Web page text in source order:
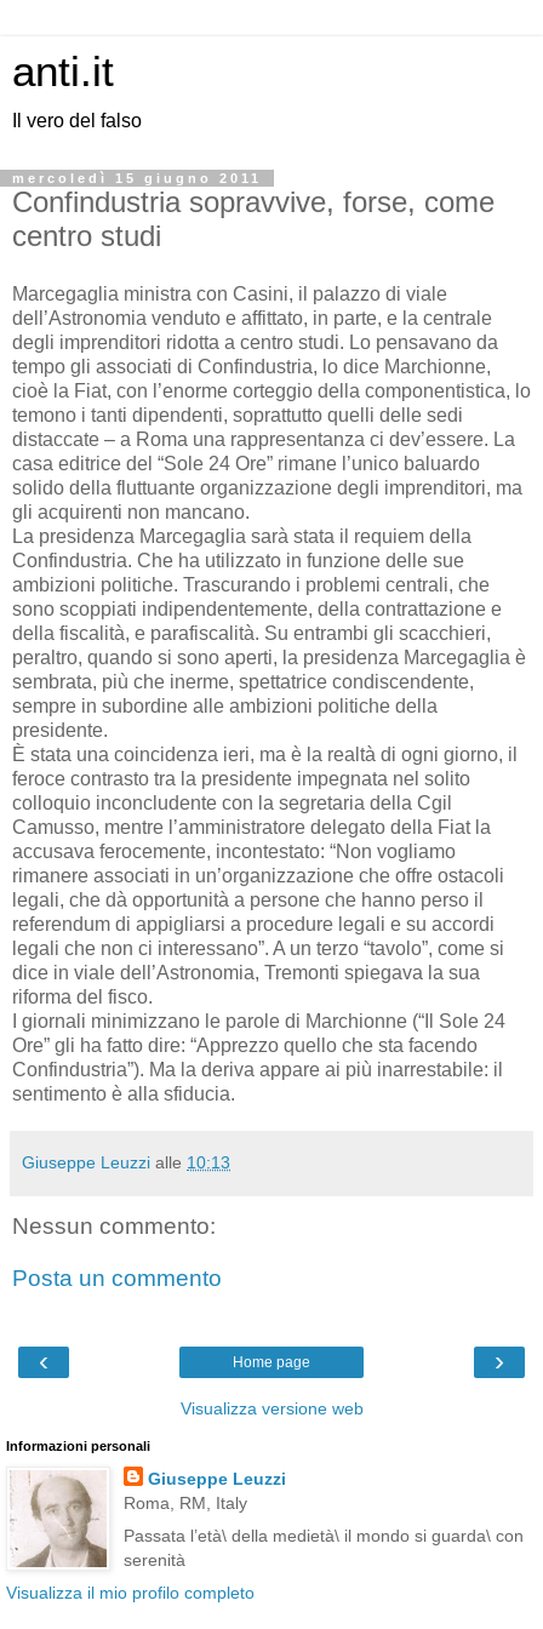
anti.it
Il vero del falso
mercoledì 15 giugno 2011
Confindustria sopravvive, forse, come
centro studi
Marcegaglia ministra con Casini, il palazzo di viale
dell’Astronomia venduto e affittato, in parte, e la centrale
degli imprenditori ridotta a centro studi. Lo pensavano da
tempo gli associati di Confindustria, lo dice Marchionne,
cioè la Fiat, con l’enorme corteggio della componentistica, lo
temono i tanti dipendenti, soprattutto quelli delle sedi
distaccate – a Roma una rappresentanza ci dev’essere. La
casa editrice del “Sole 24 Ore” rimane l’unico baluardo
solido della fluttuante organizzazione degli imprenditori, ma
gli acquirenti non mancano.
La presidenza Marcegaglia sarà stata il requiem della
Confindustria. Che ha utilizzato in funzione delle sue
ambizioni politiche. Trascurando i problemi centrali, che
sono scoppiati indipendentemente, della contrattazione e
della fiscalità, e parafiscalità. Su entrambi gli scacchieri,
peraltro, quando si sono aperti, la presidenza Marcegaglia è
sembrata, più che inerme, spettatrice condiscendente,
sempre in subordine alle ambizioni politiche della
presidente.
È stata una coincidenza ieri, ma è la realtà di ogni giorno, il
feroce contrasto tra la presidente impegnata nel solito
colloquio inconcludente con la segretaria della Cgil
Camusso, mentre l’amministratore delegato della Fiat la
accusava ferocemente, incontestato: “Non vogliamo
rimanere associati in un’organizzazione che offre ostacoli
legali, che dà opportunità a persone che hanno perso il
referendum di appigliarsi a procedure legali e su accordi
legali che non ci interessano”. A un terzo “tavolo”, come si
dice in viale dell’Astronomia, Tremonti spiegava la sua
riforma del fisco.
I giornali minimizzano le parole di Marchionne (“Il Sole 24
Ore” gli ha fatto dire: “Apprezzo quello che sta facendo
Confindustria”). Ma la deriva appare ai più inarrestabile: il
sentimento è alla sfiducia.
Giuseppe Leuzzi alle 10:13
Nessun commento:
Posta un commento
‹ ›
Home page
Visualizza versione web
Informazioni personali
Giuseppe Leuzzi
Roma, RM, Italy
Passata l’età\ della medietà\ il mondo si guarda\ con
serenità
Visualizza il mio profilo completo